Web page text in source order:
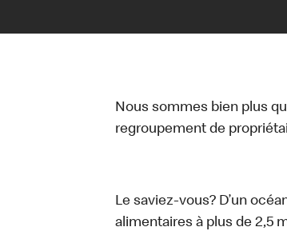
Nous sommes bien plus
regroupement de
Le saviez-vous? D’un
alimentaires à plus de 2,5